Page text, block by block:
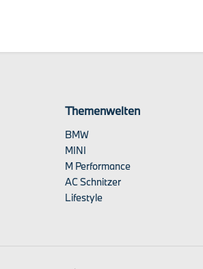
Themenwelten
BMW
MINI
M Performance
AC Schnitzer
Lifestyle